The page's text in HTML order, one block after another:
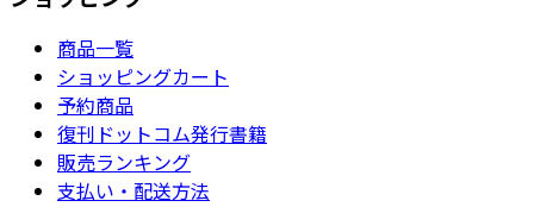
商品一覧
ショッピングカート
予約商品
復刊ドットコム発行書籍
販売ランキング
支払い・配送方法